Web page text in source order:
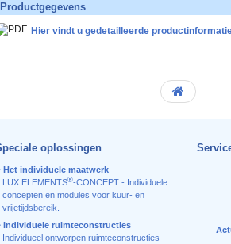
Productgegevens
Hier vindt u gedetailleerde
oplossingen
Het individuele maatwerk
LUX ELEMENTS®-CONCEPT - Individuele
concepten en modules voor kuur- en
vrijetijdsbereik.
Individuele ruimteconstructies
Individueel ontworpen ruimteconstructies